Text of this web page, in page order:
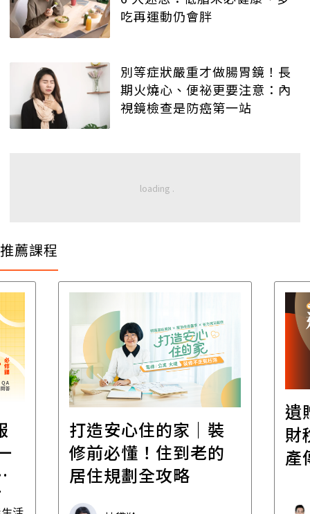
吃再運動仍會胖
別等症狀嚴重才做腸胃鏡！長
期火燒心、便祕更要注意：內
視鏡檢查是防癌第一站
推薦課程
打造安心住的家｜裝
修前必懂！住到老的
居住規劃全攻略
遺
財
產